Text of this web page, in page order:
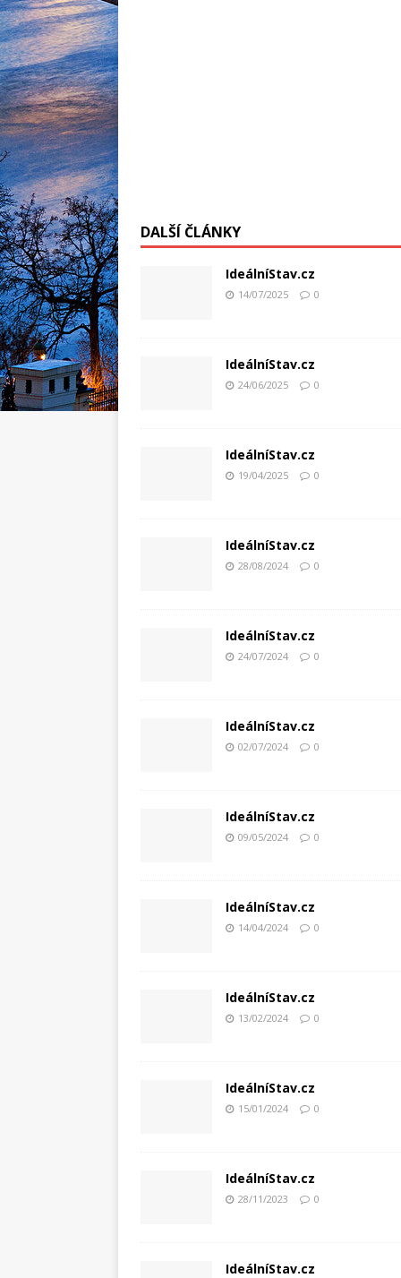
DALŠÍ ČLÁNKY
IdeálníStav.cz
14/07/2025 0
IdeálníStav.cz
24/06/2025 0
IdeálníStav.cz
19/04/2025 0
IdeálníStav.cz
28/08/2024 0
IdeálníStav.cz
24/07/2024 0
IdeálníStav.cz
02/07/2024 0
IdeálníStav.cz
09/05/2024 0
IdeálníStav.cz
14/04/2024 0
IdeálníStav.cz
13/02/2024 0
IdeálníStav.cz
15/01/2024 0
IdeálníStav.cz
28/11/2023 0
IdeálníStav.cz